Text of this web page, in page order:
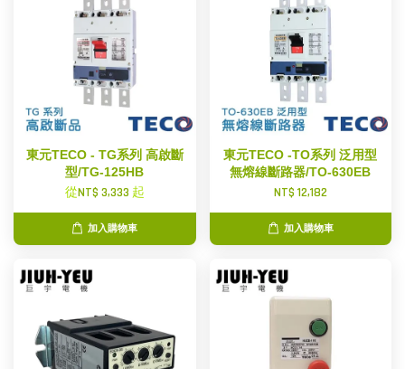
東元TECO - TG系列 高啟斷
型/TG-125HB
從NT$ 3,333 起
加入購物車
東元TECO -TO系列 泛用型
無熔線斷路器/TO-630EB
NT$ 12,182
加入購物車